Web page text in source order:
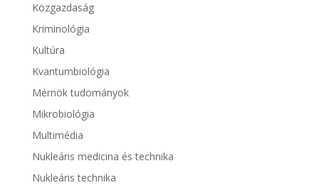
Közgazdaság
Kriminológia
Kultúra
Kvantumbiológia
Mérnök tudományok
Mikrobiológia
Multimédia
Nukleáris medicina és technika
Nukleáris technika